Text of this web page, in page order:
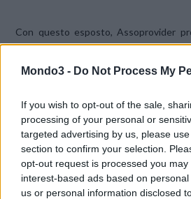
Mondo3 - Do Not Process My
If you wish to opt-out of the sale,
processing of your personal or
targeted advertising by us, please
section to confirm your selection.
opt-out request is processed you may
interest-based ads based on
us or personal information disclosed
Con questo esposto, Assoprovider
tutela degli interessi del settore e dei
intraprendere ulteriori azioni
CONDIVIDI QUESTO ARTICOLO:
E-mail LinkedIn
X Mastodon